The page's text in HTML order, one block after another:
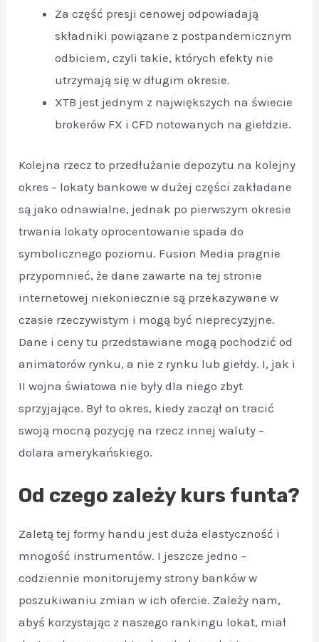
Za część presji cenowej odpowiadają
składniki powiązane z postpandemicznym
odbiciem, czyli takie, których efekty nie
utrzymają się w długim okresie.
XTB jest jednym z największych na świecie
brokerów FX i CFD notowanych na giełdzie.
Kolejna rzecz to przedłużanie depozytu na kolejny
okres – lokaty bankowe w dużej części zakładane
są jako odnawialne, jednak po pierwszym okresie
trwania lokaty oprocentowanie spada do
symbolicznego poziomu. Fusion Media pragnie
przypomnieć, że dane zawarte na tej stronie
internetowej niekoniecznie są przekazywane w
czasie rzeczywistym i mogą być nieprecyzyjne.
Dane i ceny tu przedstawiane mogą pochodzić od
animatorów rynku, a nie z rynku lub giełdy. I, jak i
II wojna światowa nie były dla niego zbyt
sprzyjające. Był to okres, kiedy zaczął on tracić
swoją mocną pozycję na rzecz innej waluty –
dolara amerykańskiego.
Od czego zależy kurs funta?
Zaletą tej formy handu jest duża elastyczność i
mnogość instrumentów. I jeszcze jedno –
codziennie monitorujemy strony banków w
poszukiwaniu zmian w ich ofercie. Zależy nam,
abyś korzystając z naszego rankingu lokat, miał